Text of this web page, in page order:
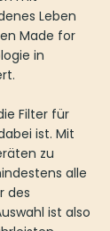
Leben
Made for
in
Filter für
ist. Mit
zu
alle
des
ist also